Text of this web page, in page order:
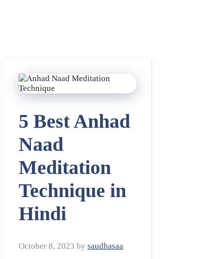
5 Best Anhad
Naad
Meditation
Technique in
Hindi
October 8, 2023 by saudhasaa